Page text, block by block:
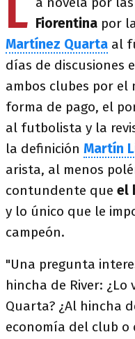
L Fiorentina por
Martínez Quarta al
días de discusiones
ambos clubes por
forma de pago, el
al futbolista y la
la definición Martín
arista, al menos
contundente que el
y lo único que le
campeón.
"Una pregunta
hincha de River:
Quarta? ¿Al hincha
economía del club o